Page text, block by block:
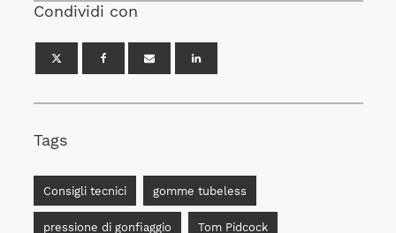
Condividi con
Tags
Consigli tecnici gomme tubeless
pressione di gonfiaggio Tom Pidcock